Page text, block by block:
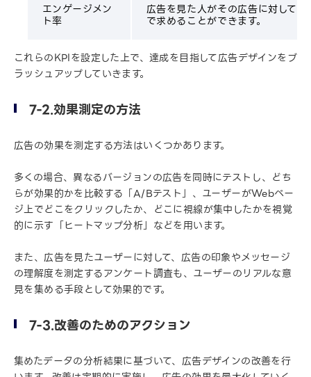
エンゲージメン
ト率
広告を見た人がその広告に対して
で求めることができます。
これらのKPIを設定した上で、達成を目指して広告デザインをブ
ラッシュアップしていきます。
7-2.効果測定の方法
広告の効果を測定する方法はいくつかあります。
多くの場合、異なるバージョンの広告を同時にテストし、どち
らが効果的かを比較する「A/Bテスト」、ユーザーがWebペー
ジ上でどこをクリックしたか、どこに視線が集中したかを視覚
的に示す「ヒートマップ分析」などを用います。
また、広告を見たユーザーに対して、広告の印象やメッセージ
の理解度を測定するアンケート調査も、ユーザーのリアルな意
見を集める手段として効果的です。
7-3.改善のためのアクション
集めたデータの分析結果に基づいて、広告デザインの改善を行